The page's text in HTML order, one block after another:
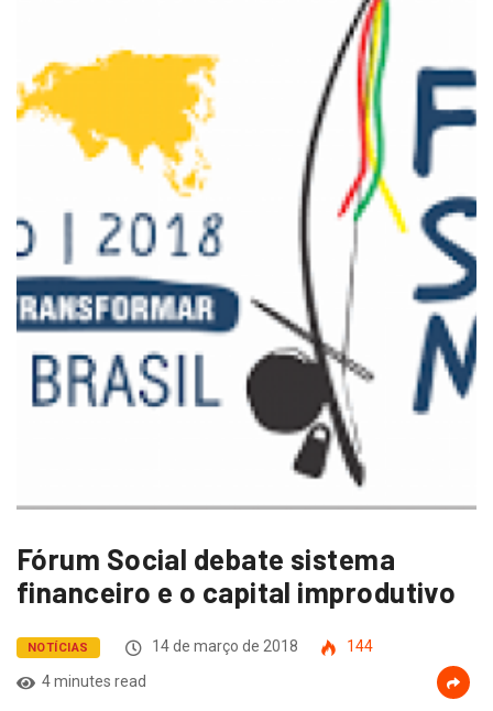
Fórum Social debate sistema
financeiro e o capital improdutivo
NOTÍCIAS 14 de março de 2018
144
4 minutes read